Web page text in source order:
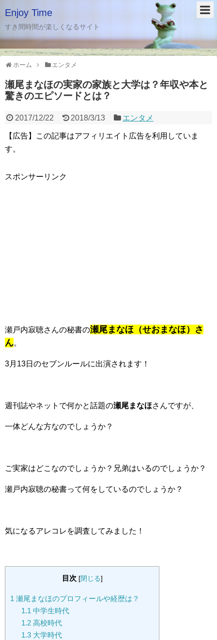
Enjoy Time
すき間時間が楽しくなるサイト
ホーム エンタメ
瀬尾まなほの実家の家族と大学は？年収や本と
驚きのエピソードとは？
2017/12/22 2018/3/13 エンタメ
【広告】この記事はアフィリエイト広告を利用していま
す。
スポンサーリンク
瀬戸内寂聴さんの秘書の瀬尾まなほ（せおまなほ）さ
ん。
3月13日のセブンルールに出演されます！
週刊誌やネットで何かと話題の瀬尾まなほさんですが、
一体どんな方なのでしょうか？
ご実家はどこなのでしょうか？兄弟はいるのでしょうか？
瀬戸内寂聴の秘書って何をしているのでしょうか？
気になるアレコレを調査してみました！
目次 [閉じる]
1 瀬尾まなほのプロフィールや経歴は？
1.1 中学生時代
1.2高校時代
1.3大学時代